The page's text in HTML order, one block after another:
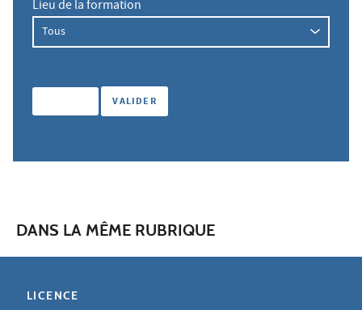
Lieu de la formation
DANS LA MÊME RUBRIQUE
LICENCE